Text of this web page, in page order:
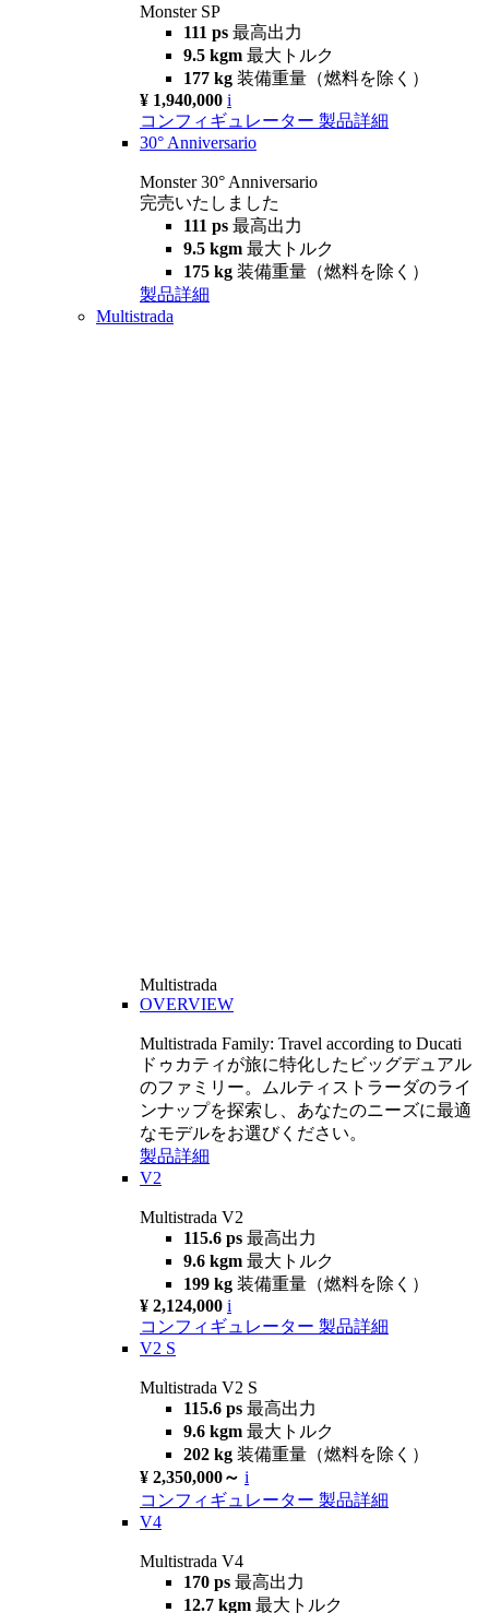
Monster SP
111 ps 最高出力
9.5 kgm 最大トルク
177 kg 装備重量（燃料を除く）
¥ 1,940,000 i
コンフィギュレーター 製品詳細
30° Anniversario
Monster 30° Anniversario
完売いたしました
111 ps 最高出力
9.5 kgm 最大トルク
175 kg 装備重量（燃料を除く）
製品詳細
Multistrada
Multistrada
OVERVIEW
Multistrada Family: Travel according to Ducati
ドゥカティが旅に特化したビッグデュアル
のファミリー。ムルティストラーダのライ
ンナップを探索し、あなたのニーズに最適
なモデルをお選びください。
製品詳細
V2
Multistrada V2
115.6 ps 最高出力
9.6 kgm 最大トルク
199 kg 装備重量（燃料を除く）
¥ 2,124,000 i
コンフィギュレーター 製品詳細
V2 S
Multistrada V2 S
115.6 ps 最高出力
9.6 kgm 最大トルク
202 kg 装備重量（燃料を除く）
¥ 2,350,000～ i
コンフィギュレーター 製品詳細
V4
Multistrada V4
170 ps 最高出力
12.7 kgm 最大トルク